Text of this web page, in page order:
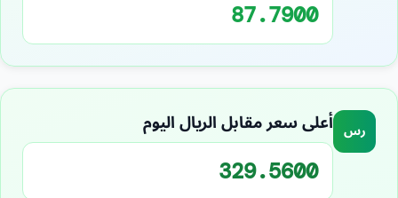
87.7900
رس أعلى سعر مقابل الريال اليوم
329.5600